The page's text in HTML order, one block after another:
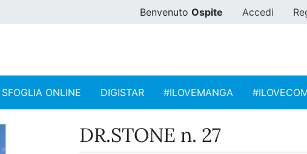
Benvenuto Ospite Accedi
SFOGLIA ONLINE DIGISTAR #ILOVEMANGA
DR.STONE n. 27